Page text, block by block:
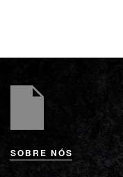
SOBRE NÓS